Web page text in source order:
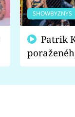
SHOWBYZNYS
fanoušci